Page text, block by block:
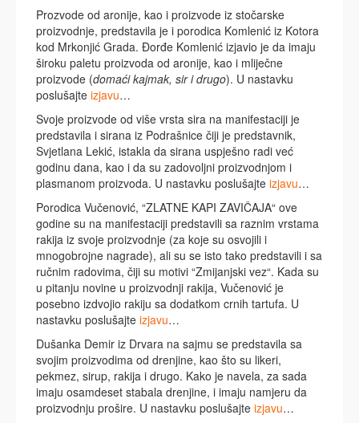
Prozvode od aronije, kao i proizvode iz stočarske
proizvodnje, predstavila je i porodica Komlenić iz Kotora
kod Mrkonjić Grada. Đorđe Komlenić izjavio je da imaju
široku paletu proizvoda od aronije, kao i mliječne
proizvode (domaći kajmak, sir i drugo). U nastavku
poslušajte izjavu…
Svoje proizvode od više vrsta sira na manifestaciji je
predstavila i sirana iz Podrašnice čiji je predstavnik,
Svjetlana Lekić, istakla da sirana uspješno radi već
godinu dana, kao i da su zadovoljni proizvodnjom i
plasmanom proizvoda. U nastavku poslušajte izjavu…
Porodica Vučenović, “ZLATNE KAPI ZAVIČAJA“ ove
godine su na manifestaciji predstavili sa raznim vrstama
rakija iz svoje proizvodnje (za koje su osvojili i
mnogobrojne nagrade), ali su se isto tako predstavili i sa
ručnim radovima, čiji su motivi “Zmijanjski vez“. Kada su
u pitanju novine u proizvodnji rakija, Vučenović je
posebno izdvojio rakiju sa dodatkom crnih tartufa. U
nastavku poslušajte izjavu…
Dušanka Demir iz Drvara na sajmu se predstavila sa
svojim proizvodima od drenjine, kao što su likeri,
pekmez, sirup, rakija i drugo. Kako je navela, za sada
imaju osamdeset stabala drenjine, i imaju namjeru da
proizvodnju prošire. U nastavku poslušajte izjavu…